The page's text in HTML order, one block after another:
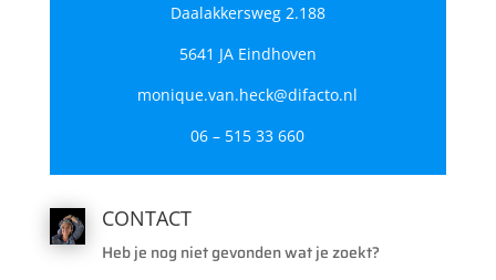
Daalakkersweg 2.188
5641 JA Eindhoven
monique.van.heck@difacto.nl
06 – 515 33 660
CONTACT
Heb je nog niet gevonden wat je zoekt?